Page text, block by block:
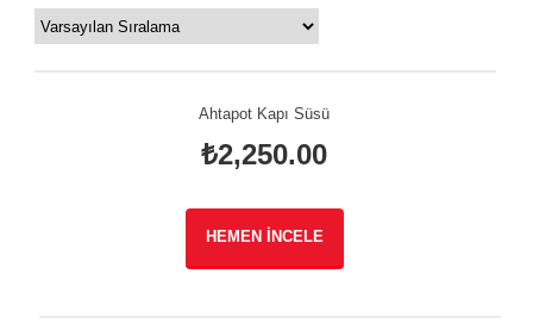
Ahtapot Kapı Süsü
₺2,250.00
HEMEN İNCELE